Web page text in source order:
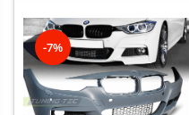
-7%